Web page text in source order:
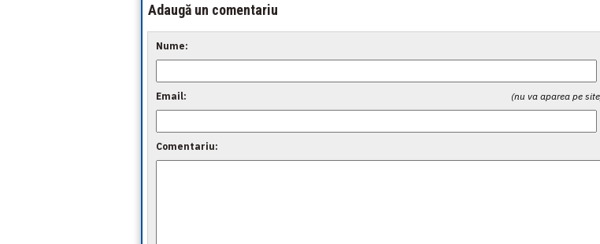
Adaugă un comentariu
Nume:
(nu va aparea pe
Email:
Comentariu: